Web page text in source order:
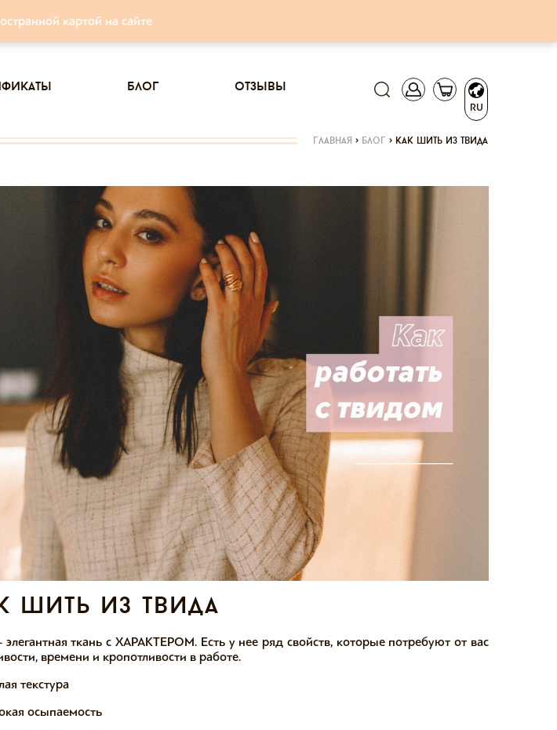
картой на сайте
RU
блог отзывы
главная > блог > как шить из твида
шить из твида
элегантная ткань с ХАРАКТЕРОМ. Есть у нее ряд свойств, которые потребуют от вас
времени и кропотливости в работе. ⠀
текстура
осыпаемость